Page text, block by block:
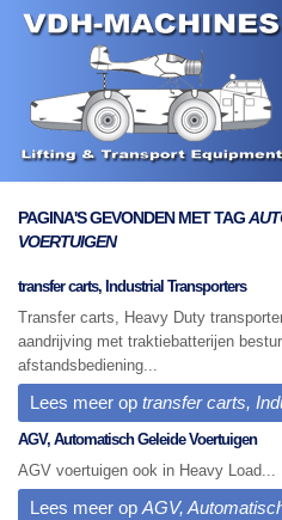
PAGINA'S GEVONDEN MET TAG
VOERTUIGEN
transfer carts, Industrial Transporters
Transfer carts, Heavy Duty
aandrijving met traktiebatterijen
afstandsbediening...
Lees meer op transfer carts,
AGV, Automatisch Geleide Voertuigen
AGV voertuigen ook in Heavy Load...
Lees meer op AGV,